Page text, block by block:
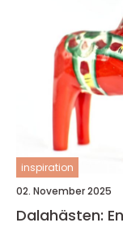
inspiration
02. November 2025
Dalahästen: